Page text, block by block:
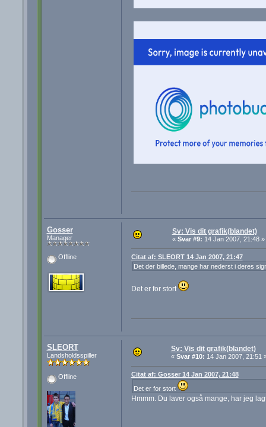
Gosser
Manager
Offline
Sv: Vis dit grafik(blandet)
« Svar #9: 14 Jan 2007, 21:48 »
Citat af: SLEORT 14 Jan 2007, 21:47
Det der billede, mange har nederst i deres
Det er for stort
SLEORT
Landsholdsspiller
Offline
Sv: Vis dit grafik(blandet)
« Svar #10: 14 Jan 2007, 21:51
Citat af: Gosser 14 Jan 2007, 21:48
Det er for stort
Hmmm. Du laver også mange, har jeg